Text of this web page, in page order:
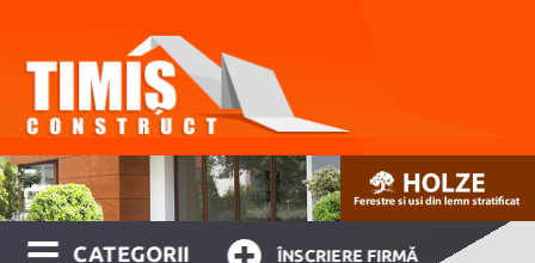
CATEGORII ÎNSCRIERE FIRMĂ